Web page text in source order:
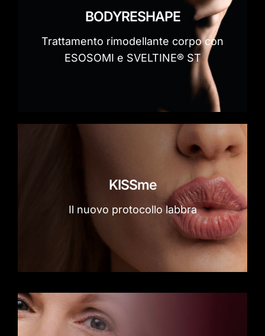
BODYRESHAPE
Trattamento rimodellante corpo con
ESOSOMI e SVELTINE® ST
KISSme
Il nuovo protocollo labbra